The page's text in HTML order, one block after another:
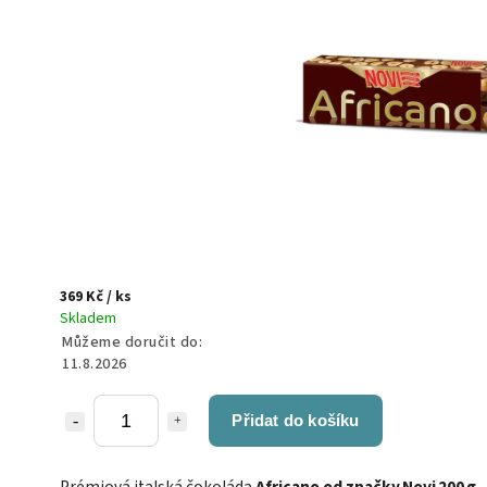
369 Kč/ ks
Skladem
Můžeme doručit do:
11.8.2026
Přidat do košíku